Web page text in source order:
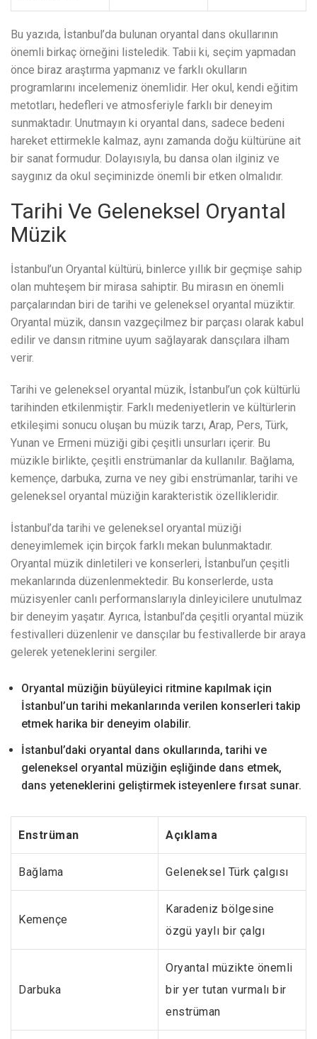
Bu yazıda, İstanbul’da bulunan oryantal dans okullarının
önemli birkaç örneğini listeledik. Tabii ki, seçim yapmadan
önce biraz araştırma yapmanız ve farklı okulların
programlarını incelemeniz önemlidir. Her okul, kendi eğitim
metotları, hedefleri ve atmosferiyle farklı bir deneyim
sunmaktadır. Unutmayın ki oryantal dans, sadece bedeni
hareket ettirmekle kalmaz, aynı zamanda doğu kültürüne ait
bir sanat formudur. Dolayısıyla, bu dansa olan ilginiz ve
saygınız da okul seçiminizde önemli bir etken olmalıdır.
Tarihi Ve Geleneksel Oryantal
Müzik
İstanbul’un Oryantal kültürü, binlerce yıllık bir geçmişe sahip
olan muhteşem bir mirasa sahiptir. Bu mirasın en önemli
parçalarından biri de tarihi ve geleneksel oryantal müziktir.
Oryantal müzik, dansın vazgeçilmez bir parçası olarak kabul
edilir ve dansın ritmine uyum sağlayarak dansçılara ilham
verir.
Tarihi ve geleneksel oryantal müzik, İstanbul’un çok kültürlü
tarihinden etkilenmiştir. Farklı medeniyetlerin ve kültürlerin
etkileşimi sonucu oluşan bu müzik tarzı, Arap, Pers, Türk,
Yunan ve Ermeni müziği gibi çeşitli unsurları içerir. Bu
müzikle birlikte, çeşitli enstrümanlar da kullanılır. Bağlama,
kemençe, darbuka, zurna ve ney gibi enstrümanlar, tarihi ve
geleneksel oryantal müziğin karakteristik özellikleridir.
İstanbul’da tarihi ve geleneksel oryantal müziği
deneyimlemek için birçok farklı mekan bulunmaktadır.
Oryantal müzik dinletileri ve konserleri, İstanbul’un çeşitli
mekanlarında düzenlenmektedir. Bu konserlerde, usta
müzisyenler canlı performanslarıyla dinleyicilere unutulmaz
bir deneyim yaşatır. Ayrıca, İstanbul’da çeşitli oryantal müzik
festivalleri düzenlenir ve dansçılar bu festivallerde bir araya
gelerek yeteneklerini sergiler.
Oryantal müziğin büyüleyici ritmine kapılmak için
İstanbul’un tarihi mekanlarında verilen konserleri takip
etmek harika bir deneyim olabilir.
İstanbul’daki oryantal dans okullarında, tarihi ve
geleneksel oryantal müziğin eşliğinde dans etmek,
dans yeteneklerini geliştirmek isteyenlere fırsat sunar.
Enstrüman Açıklama
Bağlama Geleneksel Türk çalgısı
Kemençe
Karadeniz bölgesine
özgü yaylı bir çalgı
Darbuka
Oryantal müzikte önemli
bir yer tutan vurmalı bir
enstrüman